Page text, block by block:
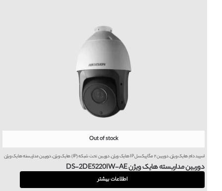
Out of stock
اسپید دام هایک ویژن,دوربین ۲ مگاپیکسل IP هایک ویژن ,دوربین تحت شبکه (IP) هایک ویژن ,دوربین مداربسته هایک ویژن
دوربین مداربسته هایک ویژن DS-2DE5220IW-AE
اطلاعات بیشتر